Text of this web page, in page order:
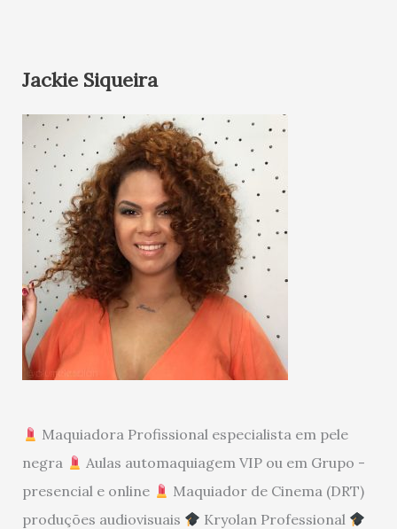
Jackie Siqueira
Maquiadora Profissional especialista em pele
negra
Aulas automaquiagem VIP ou em Grupo -
presencial e online
Maquiador de Cinema (DRT)
produções audiovisuais
Kryolan Professional